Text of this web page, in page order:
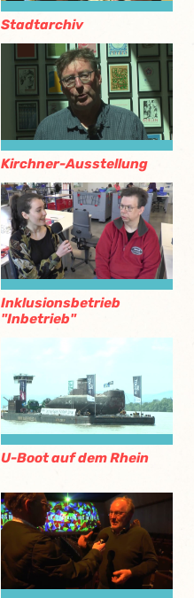
Stadtarchiv
Kirchner-Ausstellung
Inklusionsbetrieb
"Inbetrieb"
U-Boot auf dem Rhein